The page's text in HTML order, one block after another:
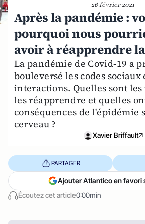
26 février 2021
Après la pandémie :
pourquoi nous
avoir à réapprendre
La pandémie de Covid-19 a
bouleversé les codes sociaux
interactions. Quelles sont
les réapprendre et quelles
conséquences de l'épidémie
cerveau ?
Xavier Briffault
Écoutez cet article0:00min
PARTAGER
Ajouter Atlantico en favori